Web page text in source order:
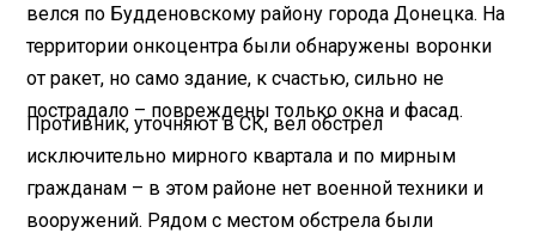
велся по Будденовскому району города Донецка. На
территории онкоцентра были обнаружены воронки
от ракет, но само здание, к счастью, сильно не
пострадало – повреждены только окна и фасад.
Противник, уточняют в СК, вел обстрел
исключительно мирного квартала и по мирным
гражданам – в этом районе нет военной техники и
вооружений. Рядом с местом обстрела были